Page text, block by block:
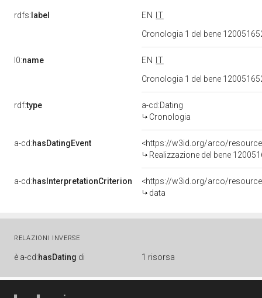
rdfs: label EN
IT
Cronologia 1 del bene
l0:name EN
IT
Cronologia 1 del bene
rdf:type
a-cd:Dating
Cronologia
a-cd:hasDatingEvent
<https://w3id.org/arco/
Realizzazione del bene
a-cd:hasInterpretationCriterion
<https://w3id.org/arco/
data
RELAZIONI INVERSE
è a-cd:hasDating di 1 risorsa